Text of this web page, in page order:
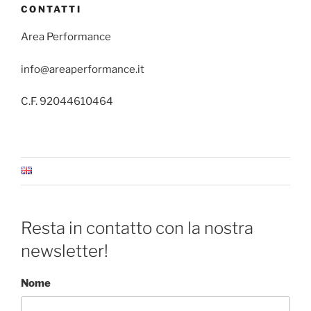
CONTATTI
Area Performance
info@areaperformance.it
C.F. 92044610464
Resta in contatto con la nostra
newsletter!
Nome